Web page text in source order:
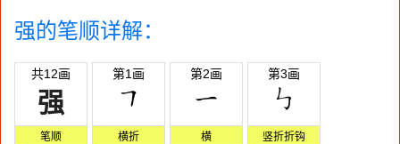
强的笔顺详解：
共12画
强
笔顺
第1画
横折
第2画
横
第3画
竖折折钩